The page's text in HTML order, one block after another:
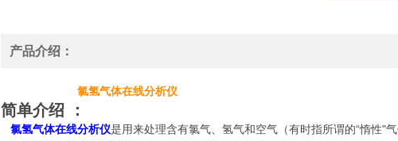
产品介绍：
氯氢气体在线分析仪
简单介绍 ：
氯氢气体在线分析仪是用来处理含有氯气、氢气和空气（有时指所谓的“惰性"